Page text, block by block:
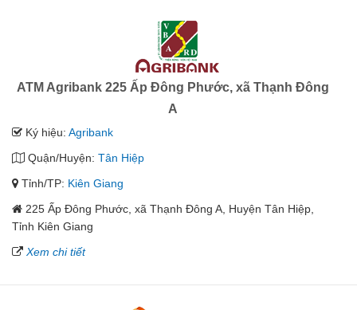
ATM Agribank 225 Ấp Đông Phước, xã Thạnh Đông
A
Ký hiệu: Agribank
Quận/Huyện: Tân Hiệp
Tỉnh/TP: Kiên Giang
225 Ấp Đông Phước, xã Thạnh Đông A, Huyện Tân Hiệp,
Tỉnh Kiên Giang
Xem chi tiết